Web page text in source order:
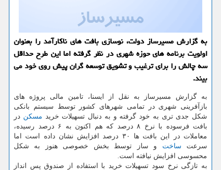
به گزارش مسیرساز دولت، نوسازی بافت های ناكارآمد را بعنوان
اولویت برنامه های حوزه شهری در نظر گرفته اما این طرح حداقل
سه چالش را برای ترغیب و تشویق توسعه گران پیش روی خود می
بیند.
به گزارش مسیرساز به نقل از ایسنا، تامین مالی پروژه های
بازآفرینی شهری در تمامی شهرهای كشور توسط سیستم بانكی
شكل جدی تری به خود گرفته و به دنبال تسهیلات خرید مسكن در
بافت فرسوده با نرخ ۸ درصد كه هم اكنون به ۶ درصد رسیده،
معاملات در این بافت ها ۳۰ درصد افزایش نشان داده است اما
سرعت ساخت و ساز توسط بخش خصوصی هنوز به شكل
محسوسی افزایش نیافته است.
به تازگی نرخ سود تسهیلات خرید با استفاده از صندوق پس انداز